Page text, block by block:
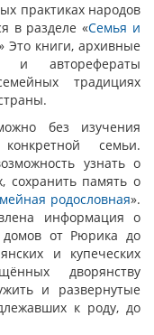
практиках народов
в разделе «Семья и
Это книги, архивные
и авторефераты
традициях
без изучения
семьи.
узнать о
сохранить память о
родословная».
информация о
домов от Рюрика до
и купеческих
дворянству
и развернутые
к роду, до